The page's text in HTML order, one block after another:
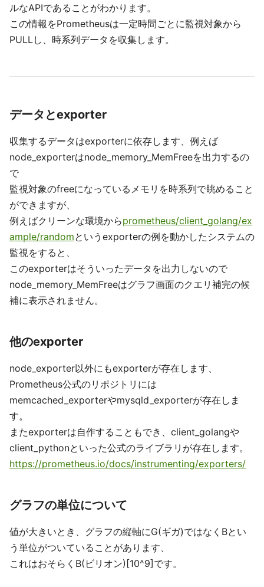
ルなAPIであることがわかります。
この情報をPrometheusは一定時間ごとに監視対象から
PULLし、時系列データを収集します。
データとexporter
収集するデータはexporterに依存します、例えば
node_exporterはnode_memory_MemFreeを出力するの
で
監視対象のfreeになっているメモリを時系列で眺めること
ができますが、
例えばクリーンな環境からprometheus/client_golang/ex
ample/randomというexporterの例を動かしたシステムの
監視をすると、
このexporterはそういったデータを出力しないので
node_memory_MemFreeはグラフ画面のクエリ補完の候
補に表示されません。
他のexporter
node_exporter以外にもexporterが存在します、
Prometheus公式のリポジトリには
memcached_exporterやmysqld_exporterが存在しま
す。
またexporterは自作することもでき、client_golangや
client_pythonといった公式のライブラリが存在します。
https://prometheus.io/docs/instrumenting/exporters/
グラフの単位について
値が大きいとき、グラフの縦軸にG(ギガ)ではなくBとい
う単位がついていることがあります、
これはおそらくB(ビリオン)[10^9]です。